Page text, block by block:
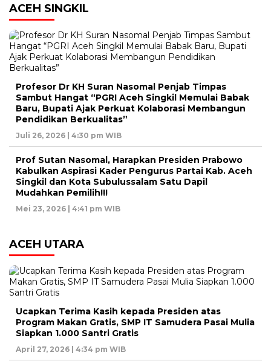
ACEH SINGKIL
Profesor Dr KH Suran Nasomal Penjab Timpas
Sambut Hangat “PGRI Aceh Singkil Memulai Babak
Baru, Bupati Ajak Perkuat Kolaborasi Membangun
Pendidikan Berkualitas”
Juli 26, 2026 | 4:30 pm WIB
Prof Sutan Nasomal, Harapkan Presiden Prabowo
Kabulkan Aspirasi Kader Pengurus Partai Kab. Aceh
Singkil dan Kota Subulussalam Satu Dapil
Mudahkan Pemilih!!!
Mei 23, 2026 | 4:41 pm WIB
ACEH UTARA
Ucapkan Terima Kasih kepada Presiden atas
Program Makan Gratis, SMP IT Samudera Pasai Mulia
Siapkan 1.000 Santri Gratis
April 27, 2026 | 4:34 pm WIB